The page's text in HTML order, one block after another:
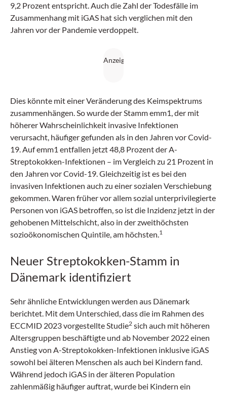
9,2 Prozent entspricht. Auch die Zahl der Todesfälle im
Zusammenhang mit iGAS hat sich verglichen mit den
Jahren vor der Pandemie verdoppelt.
Dies könnte mit einer Veränderung des Keimspektrums
zusammenhängen. So wurde der Stamm emm1, der mit
höherer Wahrscheinlichkeit invasive Infektionen
verursacht, häufiger gefunden als in den Jahren vor Covid-
19. Auf emm1 entfallen jetzt 48,8 Prozent der A-
Streptokokken-Infektionen – im Vergleich zu 21 Prozent in
den Jahren vor Covid-19. Gleichzeitig ist es bei den
invasiven Infektionen auch zu einer sozialen Verschiebung
gekommen. Waren früher vor allem sozial unterprivilegierte
Personen von iGAS betroffen, so ist die Inzidenz jetzt in der
gehobenen Mittelschicht, also in der zweithöchsten
sozioökonomischen Quintile, am höchsten.1
Neuer Streptokokken-Stamm in
Dänemark identifiziert
Sehr ähnliche Entwicklungen werden aus Dänemark
berichtet. Mit dem Unterschied, dass die im Rahmen des
ECCMID 2023 vorgestellte Studie2 sich auch mit höheren
Altersgruppen beschäftigte und ab November 2022 einen
Anstieg von A-Streptokokken-Infektionen inklusive iGAS
sowohl bei älteren Menschen als auch bei Kindern fand.
Während jedoch iGAS in der älteren Population
zahlenmäßig häufiger auftrat, wurde bei Kindern ein